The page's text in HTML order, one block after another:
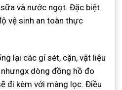
và nước ngọt. Đặc biệt
vệ sinh an toàn thực
lại các gỉ sét, cặn, vật liệu
dòng đồng hồ đo
đi kèm với màng lọc. Điều